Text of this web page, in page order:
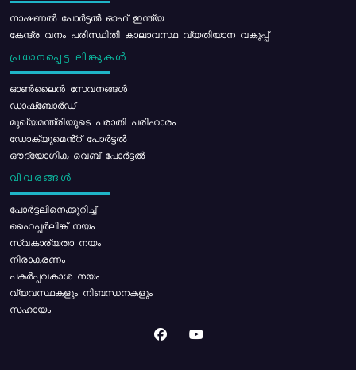
നാഷണൽ പോർട്ടൽ ഓഫ് ഇന്ത്യ
കേന്ദ്ര വനം പരിസ്ഥിതി കാലാവസ്ഥ വ്യതിയാന വകുപ്പ്
പ്രധാനപ്പെട്ട ലിങ്കുകൾ
ഓൺലൈൻ സേവനങ്ങൾ
ഡാഷ്ബോർഡ്
മുഖ്യമന്ത്രിയുടെ പരാതി പരിഹാരം
ഡോക്യുമെൻ്റ് പോർട്ടൽ
ഔദ്യോഗിക വെബ് പോർട്ടൽ
വിവരങ്ങൾ
പോര്‍ട്ടലിനെക്കുറിച്ച്
ഹൈപ്പർലിങ്ക് നയം
സ്വകാര്യതാ നയം
നിരാകരണം
പകർപ്പവകാശ നയം
വ്യവസ്ഥകളും നിബന്ധനകളും
സഹായം